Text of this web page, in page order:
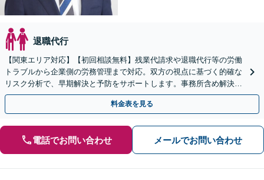
退職代行
【関東エリア対応】【初回相談無料】残業代請求や退職代行等の労働
トラブルから企業側の労務管理まで対応。双方の視点に基づく的確な
リスク分析で、早期解決と予防をサポートします。事務所含め解決実
績は年300件以上！【時間外・Web相談も可】
料金表を見る
電話でお問い合わせ メールでお問い合わせ